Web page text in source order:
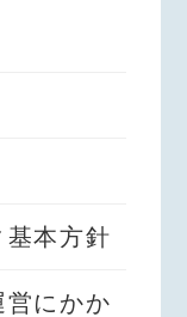
基本方針
営にかか